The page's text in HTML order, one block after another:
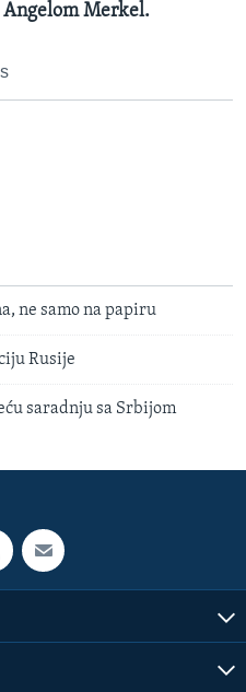
Angelom Merkel.
ne samo na papiru
Rusije
saradnju sa Srbijom